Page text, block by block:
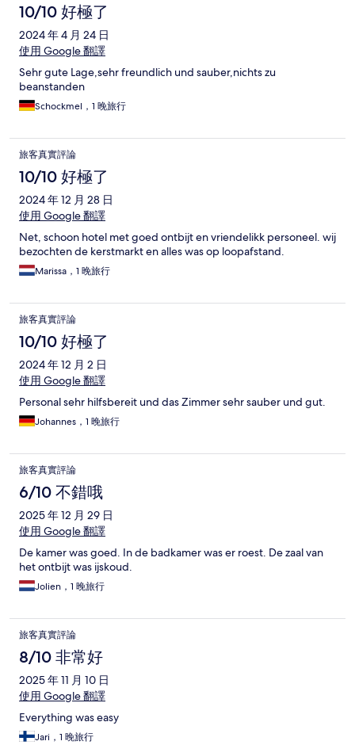
10/10 好極了
2024 年 4 月 24 日
使用 Google 翻譯
Sehr gute Lage,sehr freundlich und sauber,nichts zu
beanstanden
Schockmel，1 晚旅行
旅客真實評論
10/10 好極了
2024 年 12 月 28 日
使用 Google 翻譯
Net, schoon hotel met goed ontbijt en vriendelikk personeel. wij
bezochten de kerstmarkt en alles was op loopafstand.
Marissa，1 晚旅行
旅客真實評論
10/10 好極了
2024 年 12 月 2 日
使用 Google 翻譯
Personal sehr hilfsbereit und das Zimmer sehr sauber und gut.
Johannes，1 晚旅行
旅客真實評論
6/10 不錯哦
2025 年 12 月 29 日
使用 Google 翻譯
De kamer was goed. In de badkamer was er roest. De zaal van
het ontbijt was ijskoud.
Jolien，1 晚旅行
旅客真實評論
8/10 非常好
2025 年 11 月 10 日
使用 Google 翻譯
Everything was easy
Jari，1 晚旅行